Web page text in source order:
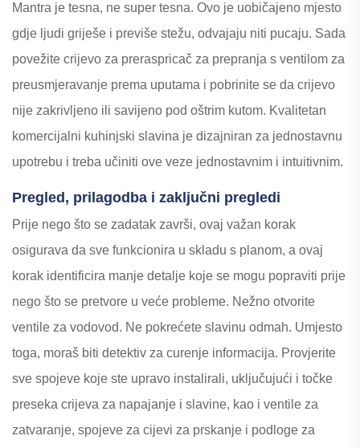
Mantra je tesna, ne super tesna. Ovo je uobičajeno mjesto
gdje ljudi griješe i previše stežu, odvajaju niti pucaju. Sada
povežite crijevo za preraspricač za prepranja s ventilom za
preusmjeravanje prema uputama i pobrinite se da crijevo
nije zakrivljeno ili savijeno pod oštrim kutom. Kvalitetan
komercijalni kuhinjski slavina je dizajniran za jednostavnu
upotrebu i treba učiniti ove veze jednostavnim i intuitivnim.
Pregled, prilagodba i zaključni pregledi
Prije nego što se zadatak završi, ovaj važan korak
osigurava da sve funkcionira u skladu s planom, a ovaj
korak identificira manje detalje koje se mogu popraviti prije
nego što se pretvore u veće probleme. Nežno otvorite
ventile za vodovod. Ne pokrećete slavinu odmah. Umjesto
toga, moraš biti detektiv za curenje informacija. Provjerite
sve spojeve koje ste upravo instalirali, uključujući i točke
preseka crijeva za napajanje i slavine, kao i ventile za
zatvaranje, spojeve za cijevi za prskanje i podloge za